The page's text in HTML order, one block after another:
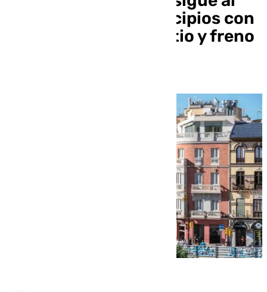
alza en Málaga: municipios con
más del 30% de su ratio y freno